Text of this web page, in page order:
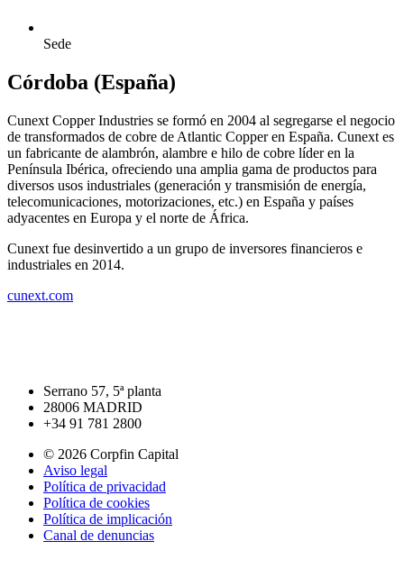
Sede
Córdoba (España)
Cunext Copper Industries se formó en 2004 al segregarse el negocio
de transformados de cobre de Atlantic Copper en España. Cunext es
un fabricante de alambrón, alambre e hilo de cobre líder en la
Península Ibérica, ofreciendo una amplia gama de productos para
diversos usos industriales (generación y transmisión de energía,
telecomunicaciones, motorizaciones, etc.) en España y países
adyacentes en Europa y el norte de África.
Cunext fue desinvertido a un grupo de inversores financieros e
industriales en 2014.
cunext.com
Serrano 57, 5ª planta
28006 MADRID
+34 91 781 2800
© 2026 Corpfin Capital
Aviso legal
Política de privacidad
Política de cookies
Política de implicación
Canal de denuncias